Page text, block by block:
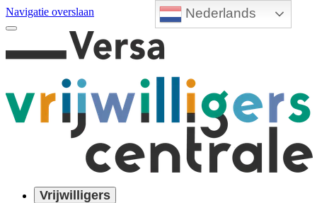
Nederlands
Navigatie overslaan
Vrijwilligers